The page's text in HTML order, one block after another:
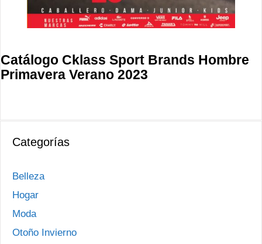
Catálogo Cklass Sport Brands Hombre
Primavera Verano 2023
Categorías
Belleza
Hogar
Moda
Otoño Invierno